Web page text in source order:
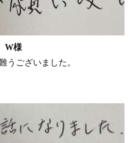
W様
うございました。